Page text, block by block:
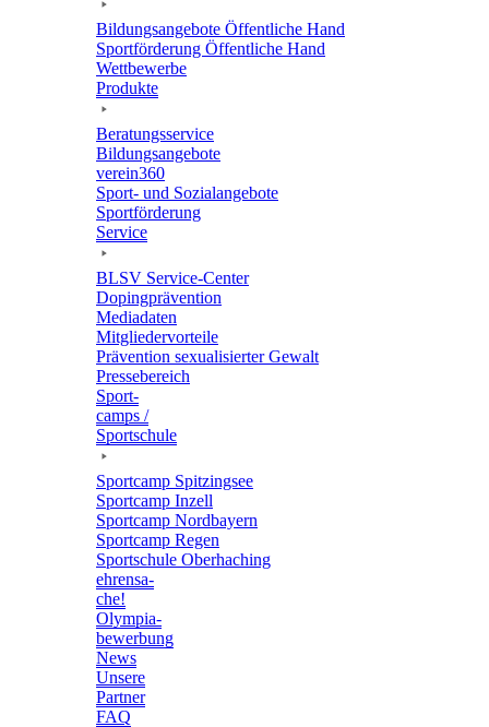
Bildungs­an­ge­bote Öffent­li­che Hand
Sport­för­de­rung Öffent­li­che Hand
Wett­be­werbe
Produkte
Bera­tungs­ser­vice
Bildungs­an­ge­bote
verein360
Sport- und Sozialangebote
Sport­för­de­rung
Service
BLSV Service-Center
Doping­prä­ven­tion
Media­da­ten
Mitglie­der­vor­teile
Präven­tion sexua­li­sier­ter Gewalt
Pres­se­be­reich
Sport­
camps /
Sportschule
Sport­camp Spitzingsee
Sport­camp Inzell
Sport­camp Nordbayern
Sport­camp Regen
Sport­schule Oberhaching
ehren­sa­
che!
Olym­pia­
be­wer­bung
News
Unsere
Part­ner
FAQ